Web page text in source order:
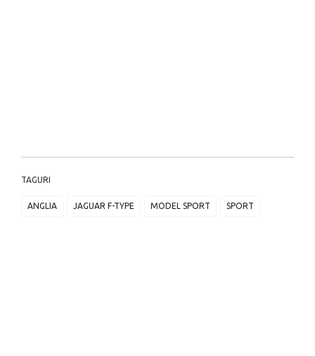
TAGURI
ANGLIA JAGUAR F-TYPE MODEL SPORT SPORT